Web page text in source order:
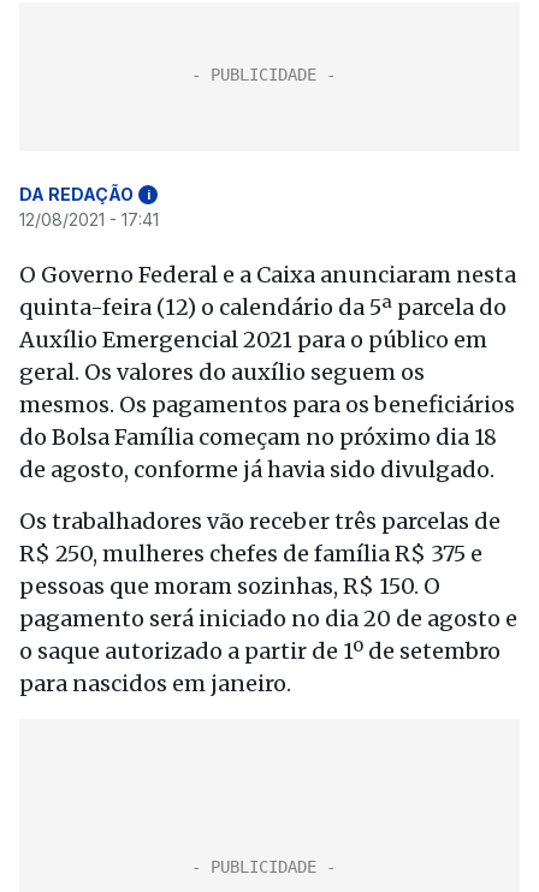
DA REDAÇÃO i
12/08/2021 - 17:41
O Governo Federal e a Caixa anunciaram nesta
quinta-feira (12) o calendário da 5ª parcela do
Auxílio Emergencial 2021 para o público em
geral. Os valores do auxílio seguem os
mesmos. Os pagamentos para os beneficiários
do Bolsa Família começam no próximo dia 18
de agosto, conforme já havia sido divulgado.
Os trabalhadores vão receber três parcelas de
R$ 250, mulheres chefes de família R$ 375 e
pessoas que moram sozinhas, R$ 150. O
pagamento será iniciado no dia 20 de agosto e
o saque autorizado a partir de 1º de setembro
para nascidos em janeiro.